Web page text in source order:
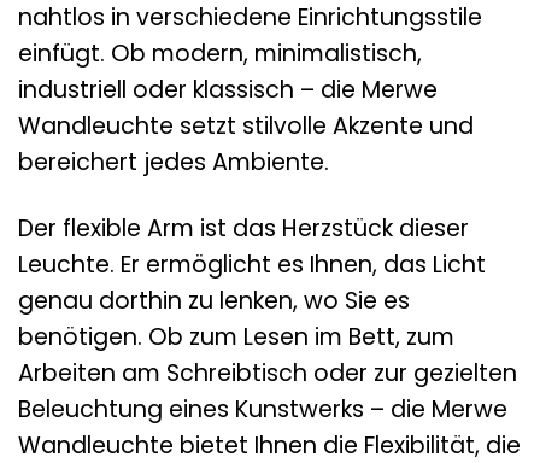
nahtlos in verschiedene Einrichtungsstile
einfügt. Ob modern, minimalistisch,
industriell oder klassisch – die Merwe
Wandleuchte setzt stilvolle Akzente und
bereichert jedes Ambiente.
Der flexible Arm ist das Herzstück dieser
Leuchte. Er ermöglicht es Ihnen, das Licht
genau dorthin zu lenken, wo Sie es
benötigen. Ob zum Lesen im Bett, zum
Arbeiten am Schreibtisch oder zur gezielten
Beleuchtung eines Kunstwerks – die Merwe
Wandleuchte bietet Ihnen die Flexibilität, die